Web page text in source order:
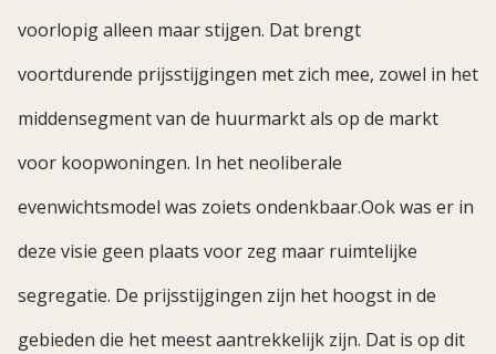
voorlopig alleen maar stijgen. Dat brengt
voortdurende prijsstijgingen met zich mee, zowel in het
middensegment van de huurmarkt als op de markt
voor koopwoningen. In het neoliberale
evenwichtsmodel was zoiets ondenkbaar.Ook was er in
deze visie geen plaats voor zeg maar ruimtelijke
segregatie. De prijsstijgingen zijn het hoogst in de
gebieden die het meest aantrekkelijk zijn. Dat is op dit